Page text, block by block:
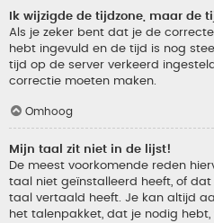
Ik wijzigde de tijdzone, maar de
Als je zeker bent dat je de
hebt ingevuld en de tijd is nog
tijd op de server verkeerd
correctie moeten maken.
Omhoog
Mijn taal zit niet in de lijst!
De meest voorkomende reden
taal niet geïnstalleerd heeft, of
taal vertaald heeft. Je kan altijd
het talenpakket, dat je nodig